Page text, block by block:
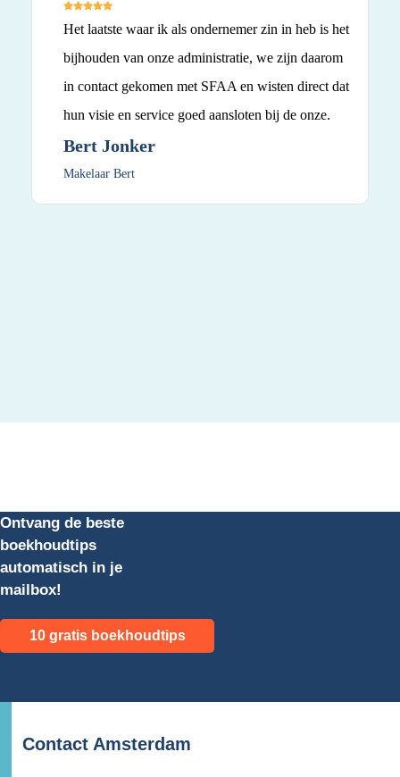
Het laatste waar ik als ondernemer zin in heb is het
bijhouden van onze administratie, we zijn daarom
in contact gekomen met SFAA en wisten direct dat
hun visie en service goed aansloten bij de onze.
Bert Jonker
Makelaar Bert
Ontvang de beste
boekhoudtips
automatisch in je
mailbox!
10 gratis boekhoudtips
Contact Amsterdam